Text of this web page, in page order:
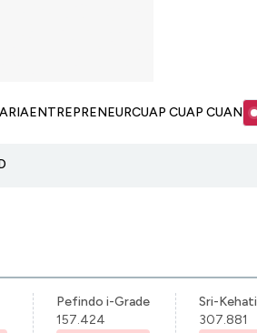
ENTREPRENEURCUAP CUAP CUAN
Pefindo i-Grade
157.424
Sri-Kehati
307.881